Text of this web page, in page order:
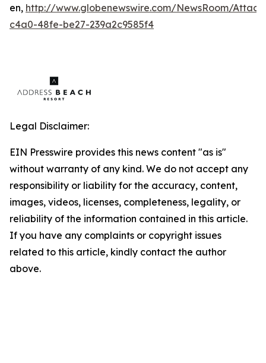
en, http://www.globenewswire.com/NewsRoom/
c4a0-48fe-be27-239a2c9585f4
Legal Disclaimer:
EIN Presswire provides this news content "as is"
without warranty of any kind. We do not accept any
responsibility or liability for the accuracy, content,
images, videos, licenses, completeness, legality, or
reliability of the information contained in this article.
If you have any complaints or copyright issues
related to this article, kindly contact the author
above.